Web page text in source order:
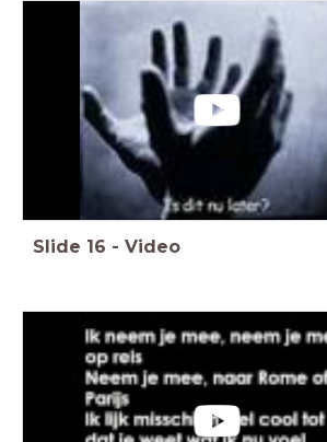
Slide 16 - Video